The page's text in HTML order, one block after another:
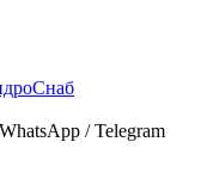
WhatsApp / Telegram